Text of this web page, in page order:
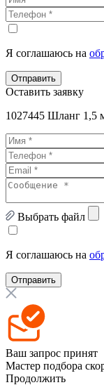
Я соглашаюсь на
Отправить
Оставить заявку
1027445 Шланг 1,5
Выбрать файл
Я соглашаюсь на
Отправить
Ваш запрос принят
Мастер подбора
Продолжить